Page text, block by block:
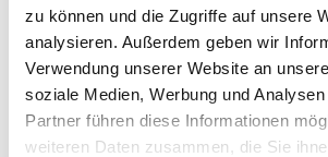
zu können und die Zugriffe auf unsere
analysieren. Außerdem geben wir
Verwendung unserer Website an
soziale Medien, Werbung und
Partner führen diese Informationen
weiteren Daten zusammen, die Sie